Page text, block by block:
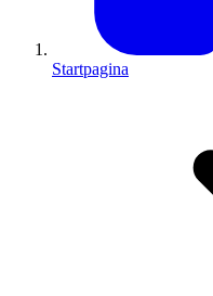
Startpagina